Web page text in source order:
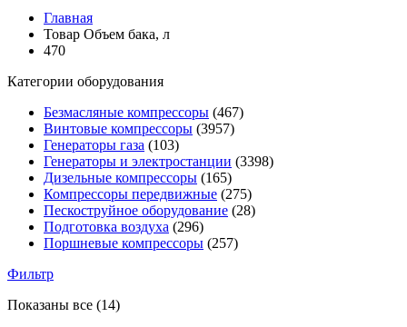
Главная
Товар Объем бака, л
470
Категории оборудования
Безмасляные компрессоры (467)
Винтовые компрессоры (3957)
Генераторы газа (103)
Генераторы и электростанции (3398)
Дизельные компрессоры (165)
Компрессоры передвижные (275)
Пескоструйное оборудование (28)
Подготовка воздуха (296)
Поршневые компрессоры (257)
Фильтр
Показаны все (14)